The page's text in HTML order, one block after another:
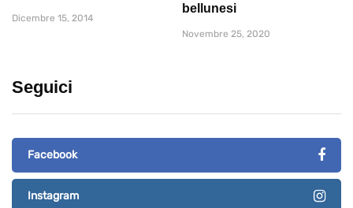
Dicembre 15, 2014
bellunesi
Novembre 25, 2020
Seguici
Facebook
Instagram